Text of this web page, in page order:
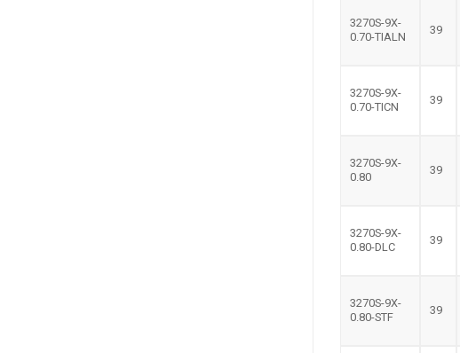
3270S-9X-
0.70-TIALN
39
3270S-9X-
0.70-TICN
39
3270S-9X-
0.80
39
3270S-9X-
0.80-DLC
39
3270S-9X-
0.80-STF
39